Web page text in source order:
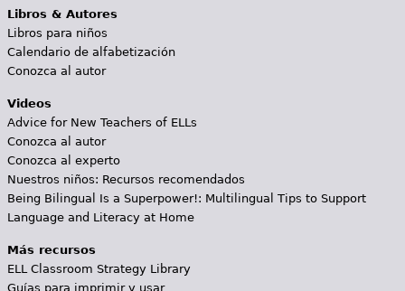
Libros & Autores
Libros para niños
Calendario de alfabetización
Conozca al autor
Videos
Advice for New Teachers of ELLs
Conozca al autor
Conozca al experto
Nuestros niños: Recursos recomendados
Being Bilingual Is a Superpower!: Multilingual Tips to Support
Language and Literacy at Home
Más recursos
ELL Classroom Strategy Library
Guías para imprimir y usar